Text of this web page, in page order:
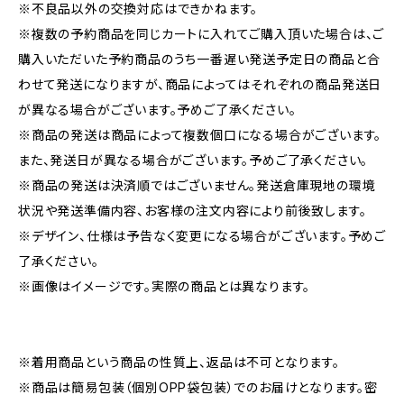
※不良品以外の交換対応はできかねます。
※複数の予約商品を同じカートに入れてご購入頂いた場合は、ご
購入いただいた予約商品のうち一番遅い発送予定日の商品と合
わせて発送になりますが、商品によってはそれぞれの商品発送日
が異なる場合がございます。予めご了承ください。
※商品の発送は商品によって複数個口になる場合がございます。
また、発送日が異なる場合がございます。予めご了承ください。
※商品の発送は決済順ではございません。発送倉庫現地の環境
状況や発送準備内容、お客様の注文内容により前後致します。
※デザイン、仕様は予告なく変更になる場合がございます。予めご
了承ください。
※画像はイメージです。実際の商品とは異なります。
※着用商品という商品の性質上、返品は不可となります。
※商品は簡易包装（個別OPP袋包装）でのお届けとなります。密